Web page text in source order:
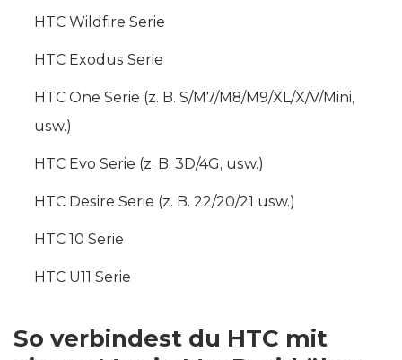
HTC Wildfire Serie
HTC Exodus Serie
HTC One Serie (z. B. S/M7/M8/M9/XL/X/V/Mini,
usw.)
HTC Evo Serie (z. B. 3D/4G, usw.)
HTC Desire Serie (z. B. 22/20/21 usw.)
HTC 10 Serie
HTC U11 Serie
So verbindest du HTC mit